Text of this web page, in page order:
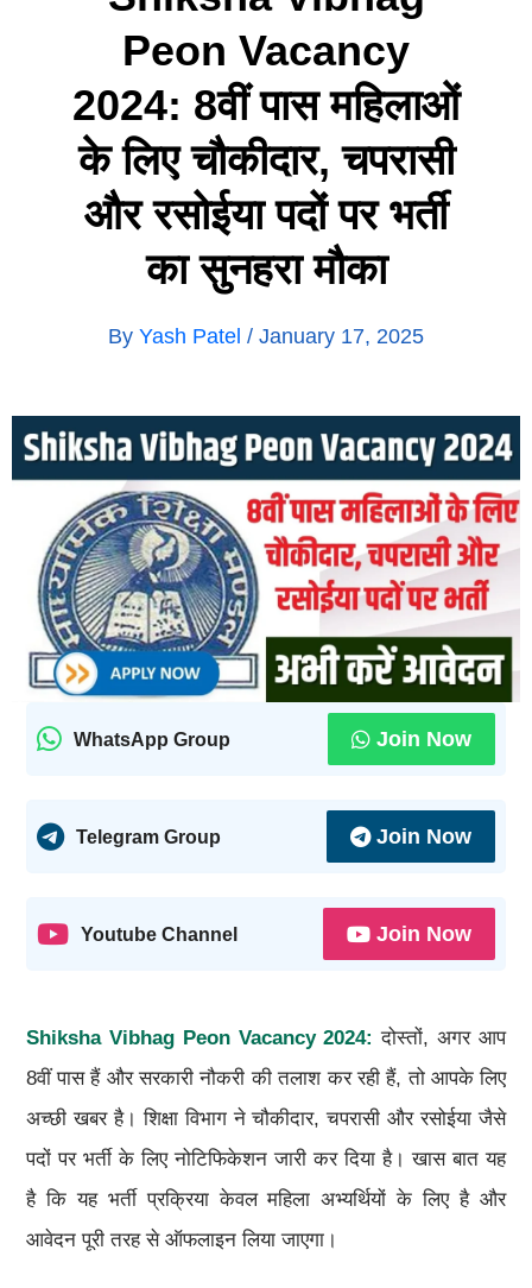
Peon Vacancy
2024: 8वीं पास महिलाओं
के लिए चौकीदार, चपरासी
और रसोईया पदों पर भर्ती
का सुनहरा मौका
By Yash Patel / January 17, 2025
WhatsApp Group Join Now
Telegram Group Join Now
Youtube Channel Join Now
Shiksha Vibhag Peon Vacancy 2024: दोस्तों, अगर आप
8वीं पास हैं और सरकारी नौकरी की तलाश कर रही हैं, तो आपके लिए
अच्छी खबर है। शिक्षा विभाग ने चौकीदार, चपरासी और रसोईया जैसे
पदों पर भर्ती के लिए नोटिफिकेशन जारी कर दिया है। खास बात यह
है कि यह भर्ती प्रक्रिया केवल महिला अभ्यर्थियों के लिए है और
आवेदन पूरी तरह से ऑफलाइन लिया जाएगा।